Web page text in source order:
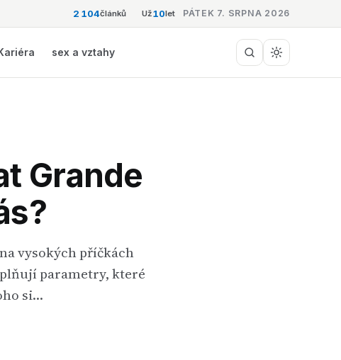
2 104článků Už10let PÁTEK 7. SRPNA 2026
sex a vztahy
Grande
vysokých příčkách
parametry, které
si…